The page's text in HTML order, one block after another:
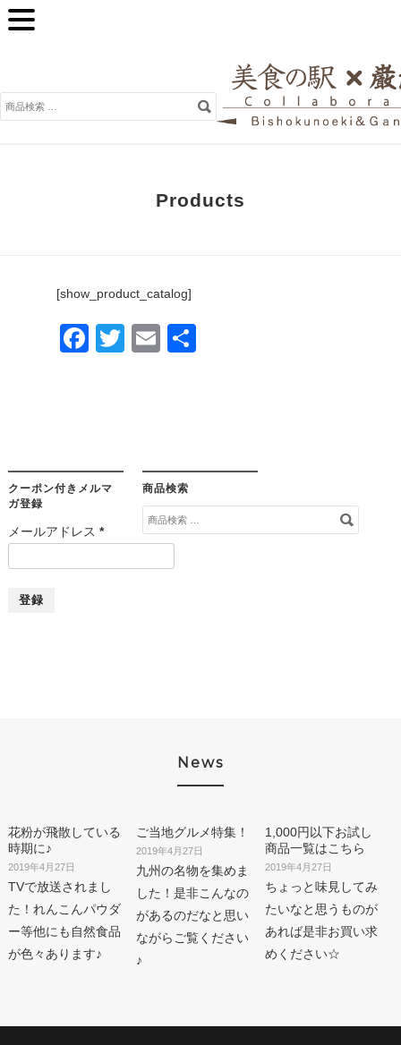
検
索
Products
[show_product_catalog]
Facebook
TwitterEmail
クーポン付きメルマ
ガ登録
メールアドレス *
商品検索
検
索
象:
News
花粉が飛散している
時期に♪
2019年4月27日
TVで放送されまし
た！れんこんパウダ
ー等他にも自然食品
が色々あります♪
ご当地グルメ特集！
2019年4月27日
九州の名物を集めま
した！是非こんなの
があるのだなと思い
ながらご覧ください
♪
1,000円以下お試し
商品一覧はこちら
2019年4月27日
ちょっと味見してみ
たいなと思うものが
あれば是非お買い求
めください☆